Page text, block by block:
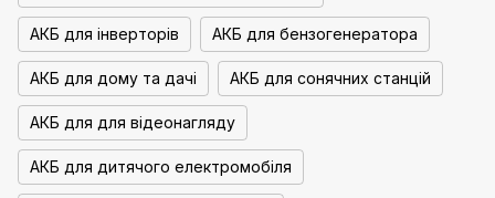
АКБ для інверторів АКБ для бензогенератора
АКБ для дому та дачі АКБ для сонячних станцій
АКБ для для відеонагляду
АКБ для дитячого електромобіля